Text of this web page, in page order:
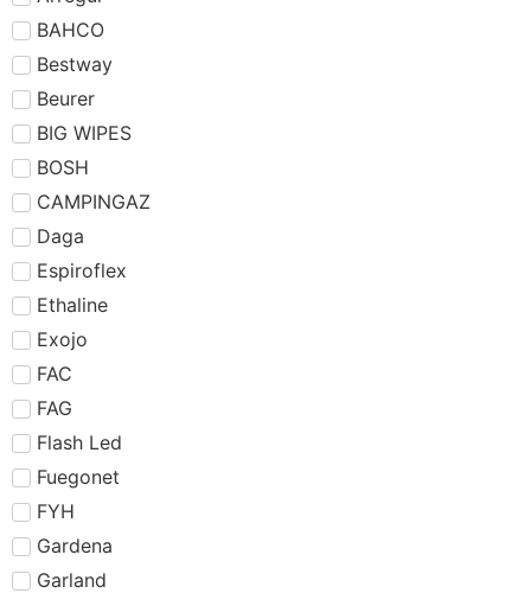
BAHCO
Bestway
Beurer
BIG WIPES
BOSH
CAMPINGAZ
Daga
Espiroflex
Ethaline
Exojo
FAC
FAG
Flash Led
Fuegonet
FYH
Gardena
Garland